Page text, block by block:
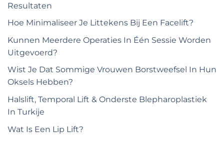
Resultaten
Hoe Minimaliseer Je Littekens Bij Een Facelift?
Kunnen Meerdere Operaties In Één Sessie Worden
Uitgevoerd?
Wist Je Dat Sommige Vrouwen Borstweefsel In Hun
Oksels Hebben?
Halslift, Temporal Lift & Onderste Blepharoplastiek
In Turkije
Wat Is Een Lip Lift?